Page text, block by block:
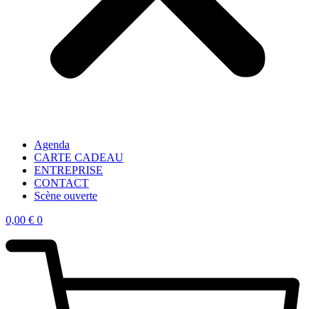
Agenda
CARTE CADEAU
ENTREPRISE
CONTACT
Scène ouverte
0,00 € 0